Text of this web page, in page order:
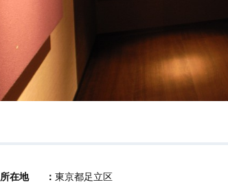
所在地
東京都足立区